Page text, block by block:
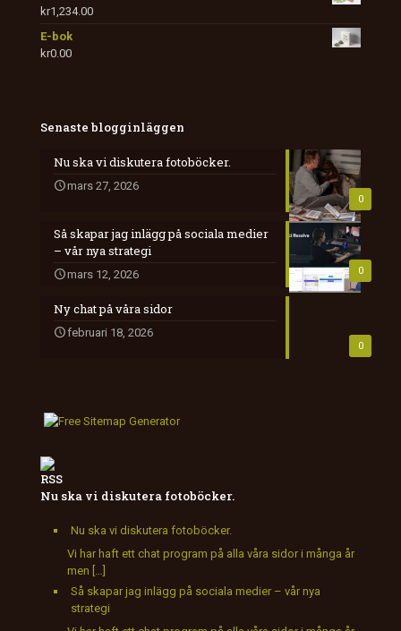
kr1,234.00
E-bok
kr0.00
Senaste blogginläggen
0
Nu ska vi diskutera fotoböcker.
mars 27, 2026
0
Så skapar jag inlägg på sociala medier
– vår nya strategi
mars 12, 2026
0
Ny chat på våra sidor
februari 18, 2026
Nu ska vi diskutera fotoböcker.
Nu ska vi diskutera fotoböcker.
Vi har haft ett chat program på alla våra sidor i många år
men […]
Så skapar jag inlägg på sociala medier – vår nya
strategi